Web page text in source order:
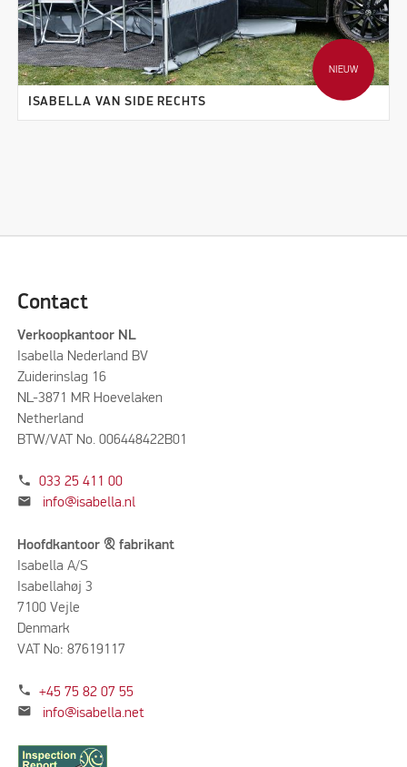
NIEUW
ISABELLA VAN SIDE RECHTS
Contact
Verkoopkantoor NL
Isabella Nederland BV
Zuiderinslag 16
NL-3871 MR Hoevelaken
Netherland
BTW/VAT No. 006448422B01
phone 033 25 411 00
mail info@isabella.nl
Hoofdkantoor & fabrikant
Isabella A/S
Isabellahøj 3
7100 Vejle
Denmark
VAT No: 87619117
phone +45 75 82 07 55
mail info@isabella.net